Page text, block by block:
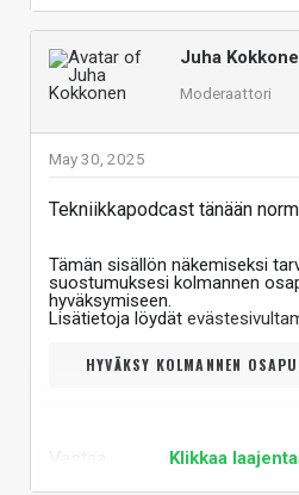
Juha
Moderaattori
May 30, 2025
Tekniikkapodcast tänään
Tämän sisällön näkemiseksi
suostumuksesi kolmannen
hyväksymiseen.
Lisätietoja löydät
HYVÄKSY KOLMANNEN
Klikkaa